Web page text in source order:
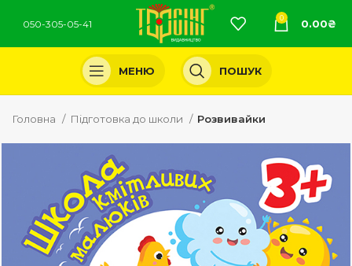
050-305-05-41
0 0.00₴
МЕНЮ ПОШУК
Головна Підготовка до школи Розвивайки